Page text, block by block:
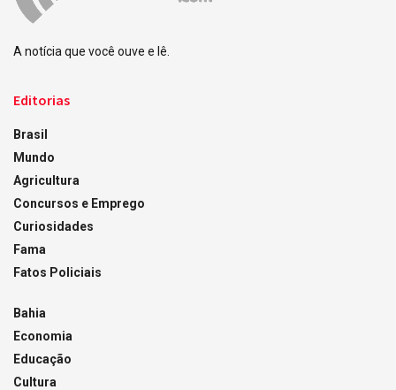
A notícia que você ouve e lê.
Editorias
Brasil
Mundo
Agricultura
Concursos e Emprego
Curiosidades
Fama
Fatos Policiais
Bahia
Economia
Educação
Cultura